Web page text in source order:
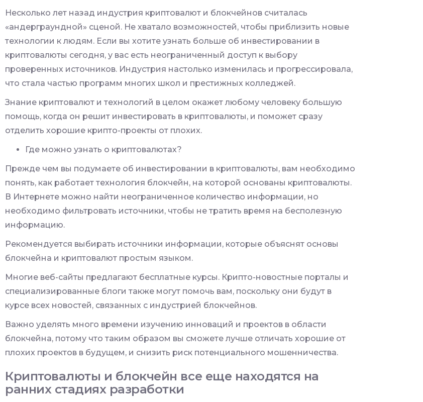
Несколько лет назад индустрия криптовалют и блокчейнов считалась
«андерграундной» сценой. Не хватало возможностей, чтобы приблизить новые
технологии к людям. Если вы хотите узнать больше об инвестировании в
криптовалюты сегодня, у вас есть неограниченный доступ к выбору
проверенных источников. Индустрия настолько изменилась и прогрессировала,
что стала частью программ многих школ и престижных колледжей.
Знание криптовалют и технологий в целом окажет любому человеку большую
помощь, когда он решит инвестировать в криптовалюты, и поможет сразу
отделить хорошие крипто-проекты от плохих.
Где можно узнать о криптовалютах?
Прежде чем вы подумаете об инвестировании в криптовалюты, вам необходимо
понять, как работает технология блокчейн, на которой основаны криптовалюты.
В Интернете можно найти неограниченное количество информации, но
необходимо фильтровать источники, чтобы не тратить время на бесполезную
информацию.
Рекомендуется выбирать источники информации, которые объяснят основы
блокчейна и криптовалют простым языком.
Многие веб-сайты предлагают бесплатные курсы. Крипто-новостные порталы и
специализированные блоги также могут помочь вам, поскольку они будут в
курсе всех новостей, связанных с индустрией блокчейнов.
Важно уделять много времени изучению инноваций и проектов в области
блокчейна, потому что таким образом вы сможете лучше отличать хорошие от
плохих проектов в будущем, и снизить риск потенциального мошенничества.
Криптовалюты и блокчейн все еще находятся на
ранних стадиях разработки